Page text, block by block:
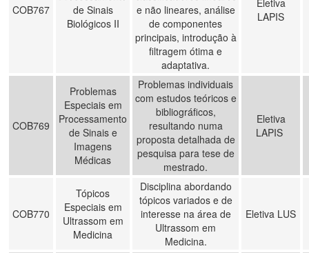
COB767
de Sinais
Biológicos II
e não lineares, análise
de componentes
principais, introdução à
filtragem ótima e
adaptativa.
Eletiva
LAPIS
COB769
Problemas
Especiais em
Processamento
de Sinais e
Imagens
Médicas
Problemas individuais
com estudos teóricos e
bibliográficos,
resultando numa
proposta detalhada de
pesquisa para tese de
mestrado.
Eletiva
LAPIS
COB770
Tópicos
Especiais em
Ultrassom em
Medicina
Disciplina abordando
tópicos variados e de
interesse na área de
Ultrassom em
Medicina.
Eletiva LUS